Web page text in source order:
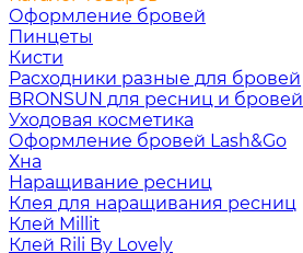
Оформление бровей
Пинцеты
Кисти
Расходники разные для бровей
BRONSUN для ресниц и бровей
Уходовая косметика
Оформление бровей Lash&Go
Хна
Наращивание ресниц
Клея для наращивания ресниц
Клей Millit
Клей Rili By Lovely